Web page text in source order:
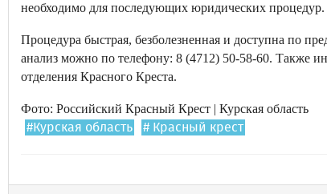
необходимо для последующих юридических процедур.
Процедура быстрая, безболезненная и доступна по
анализ можно по телефону: 8 (4712) 50-58-60. Также
отделения Красного Креста.
Фото: Российский Красный Крест | Курская область
#Курская область # Красный крест